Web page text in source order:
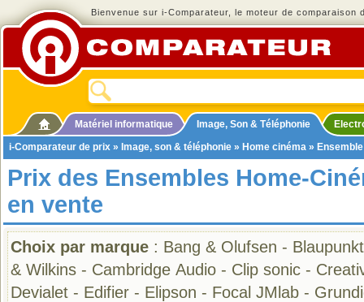
Bienvenue sur i-Comparateur, le moteur de comparaison
Matériel informatique Image, Son & Téléphonie
i-Comparateur de prix » Image, son & téléphonie » Home cinéma »
Prix des Ensembles Home-
en vente
Choix par marque : Bang & Olufsen - Blaupunkt
& Wilkins - Cambridge Audio - Clip sonic -
Devialet - Edifier - Elipson - Focal JMlab -